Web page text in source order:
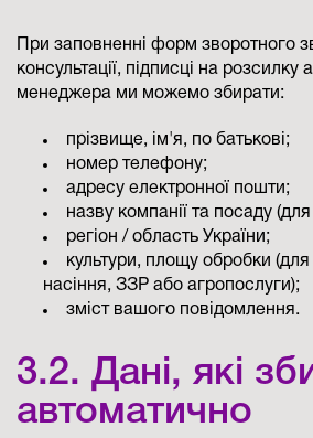
При заповненні форм зворотного
консультації, підписці на розсилку
менеджера ми можемо збирати:
прізвище, ім'я, по батькові;
номер телефону;
адресу електронної пошти;
назву компанії та посаду (для
регіон / область України;
культури, площу обробки (для
насіння, ЗЗР або агропослуги);
зміст вашого повідомлення.
3.2. Дані, які
автоматично